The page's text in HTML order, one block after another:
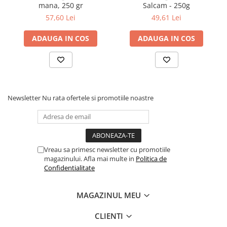
Mierea de salcam are in compozitia sa: vitaminele B1, B2,
B6, B12, B9 (acid folic); enzime, fitohormoni (hormoni
vegetali), acizi: lactic, malic, oxalic, citric; flavonide
(substante antioxidante), dextrina, factori antibiotici, dar
si substane minerale cum sunt: calciu, potasiu, siliciu,
magneziu, sodiu, fosfor, cupru si sulf. In total,
“hrana vie”.
Mierea de salcam este un excelent tonic pentru copii,
convalescenti, pentru intarirea sistemului imunitar si
mana, 250 gr
57,60 Lei
ADAUGA IN COS
Salcam - 250g
49,61 Lei
ADAUGA IN COS
Newsletter Nu rata ofertele si promotiile noastre
Vreau sa primesc newsletter cu promotiile
magazinului. Afla mai multe in Politica de
Confidentialitate
MAGAZINUL MEU
CLIENTI